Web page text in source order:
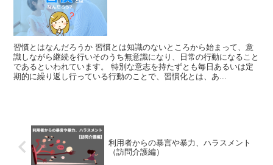
習慣とはなんだろうか 習慣とは知識のないところから始まって、意
識しながら継続を行いそのうち無意識になり、日常の行動になること
であるといわれています。 特別な意志を持たずとも毎日あるいは定
期的に繰り返し行っている行動のことで、習慣化とは、あ...
利用者からの暴言や暴力、ハラスメント
（訪問介護編）